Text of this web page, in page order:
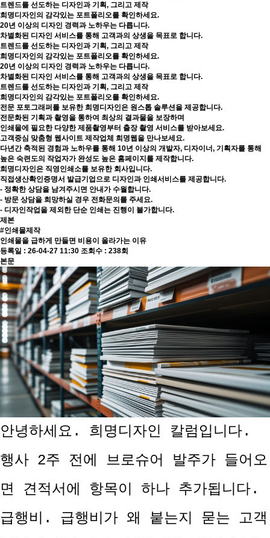
트렌드를 선도하는 디자인과 기획, 그리고 제작
희명디자인의 감각있는 포트폴리오를 확인하세요.
20년 이상의 디자인 경력과 노하우는 다릅니다.
차별화된 디자인 서비스를 통해 고객과의 상생을 목표로 합니다.
트렌드를 선도하는 디자인과 기획, 그리고 제작
희명디자인의 감각있는 포트폴리오를 확인하세요.
20년 이상의 디자인 경력과 노하우는 다릅니다.
차별화된 디자인 서비스를 통해 고객과의 상생을 목표로 합니다.
트렌드를 선도하는 디자인과 기획, 그리고 제작
희명디자인의 감각있는 포트폴리오를 확인하세요.
전문 포토그래퍼를 보유한 희명디자인은 원스톱 솔루션을 제공합니다.
전문화된 기획과 촬영을 통하여 최상의 결과물을 보장하며
인쇄물에 필요한 다양한 제품촬영부터 출장 촬영 서비스를 받아보세요.
고객중심 맞춤형 웹사이트 제작업체 희명웹을 만나보세요.
다년간 축적된 경험과 노하우를 통해 10년 이상의 개발자, 디자이너, 기획자를 통해
높은 숙련도의 작업자가 완성도 높은 홈페이지를 제작합니다.
희명디자인은 직영인쇄소를 보유한 회사입니다.
직접생산확인증명서 발급기업으로 디자인과 인쇄서비스를 제공합니다.
- 정확한 상담을 남겨주시면 안내가 수월합니다.
- 방문 상담을 희망하실 경우 전화문의를 주세요.
- 디자인작업을 제외한 단순 인쇄는 진행이 불가합니다.
제본
#인쇄물제작
인쇄물을 급하게 만들면 비용이 올라가는 이유
등록일 : 26-04-27 11:30 조회수 : 238회
본문
안녕하세요. 희명디자인 칼럼입니다.
행사 2주 전에 브로슈어 발주가 들어오
면 견적서에 항목이 하나 추가됩니다.
급행비. 급행비가 왜 붙는지 묻는 고객